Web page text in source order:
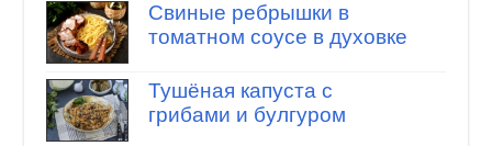
Свиные ребрышки в
томатном соусе в духовке
Тушёная капуста с
грибами и булгуром